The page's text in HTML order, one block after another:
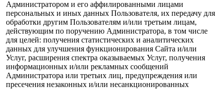
Администратором и его аффилированными лицами
персональных и иных данных Пользователя, их передачу для
обработки другим Пользователям и/или третьим лицам,
действующим по поручению Администратора, в том числе
для целей: получения статистических и аналитических
данных для улучшения функционирования Сайта и/или
Услуг, расширения спектра оказываемых Услуг, получения
информационных и/или рекламных сообщений
Администратора или третьих лиц, предупреждения или
пресечения незаконных и/или несанкционированных